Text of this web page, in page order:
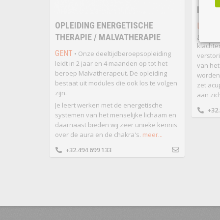
OPLEIDING ENERGETISCHE
THERAPIE / MALVATHERAPIE
GENT • Onze deeltijdberoepsopleiding
leidt in 2 jaar en 4 maanden op tot het
beroep Malvatherapeut. De opleiding
bestaat uit modules die ook los te volgen
zijn.
Je leert werken met de energetische
systemen van het menselijke lichaam en
daarnaast bieden wij zeer unieke kennis
over de aura en de chakra's. meer...
+32.494 699 133
ICZO
LIER
van
zet
aan